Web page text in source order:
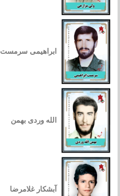
ابراهیمی سرمست
الله وردی بهمن
آبشکار غلامرضا